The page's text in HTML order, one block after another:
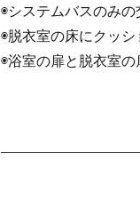
◉システムバスのみ
◉脱衣室の床にクッ
◉浴室の扉と脱衣室